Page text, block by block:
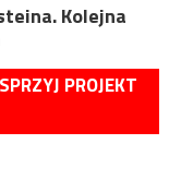
Kolejna
PROJEKT